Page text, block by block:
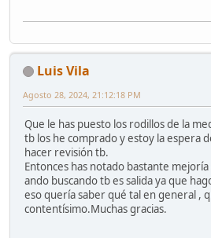
Luis Vila
Agosto 28, 2024, 21:12:18 PM
Que le has puesto los rodillos de la
tb los he comprado y estoy la espera
hacer revisión tb.
Entonces has notado bastante
ando buscando tb es salida ya que
eso quería saber qué tal en general ,
contentísimo.Muchas gracias.